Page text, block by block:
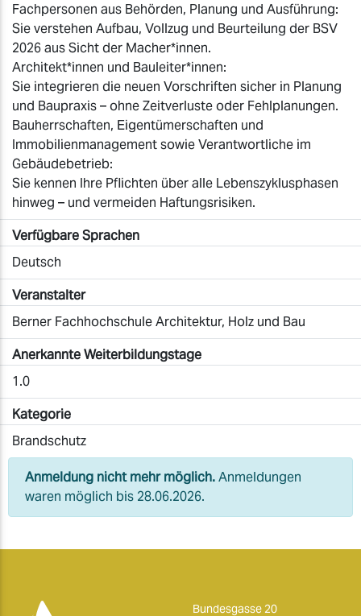
Fachpersonen aus Behörden, Planung und Ausführung:
Sie verstehen Aufbau, Vollzug und Beurteilung der BSV
2026 aus Sicht der Macher*innen.
Architekt*innen und Bauleiter*innen:
Sie integrieren die neuen Vorschriften sicher in Planung
und Baupraxis – ohne Zeitverluste oder Fehlplanungen.
Bauherrschaften, Eigentümerschaften und
Immobilienmanagement sowie Verantwortliche im
Gebäudebetrieb:
Sie kennen Ihre Pflichten über alle Lebenszyklusphasen
hinweg – und vermeiden Haftungsrisiken.
Verfügbare Sprachen
Deutsch
Veranstalter
Berner Fachhochschule Architektur, Holz und Bau
Anerkannte Weiterbildungstage
1.0
Kategorie
Brandschutz
Anmeldung nicht mehr möglich.Anmeldungen
waren möglich bis 28.06.2026.
Bundesgasse 20